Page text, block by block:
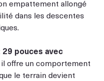
empattement allongé
dans les descentes
pouces avec
il offre un comportement
le terrain devient